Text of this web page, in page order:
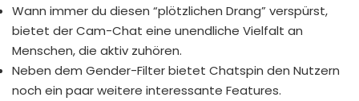
Wann immer du diesen “plötzlichen Drang” verspürst,
bietet der Cam-Chat eine unendliche Vielfalt an
Menschen, die aktiv zuhören.
Neben dem Gender-Filter bietet Chatspin den Nutzern
noch ein paar weitere interessante Features.